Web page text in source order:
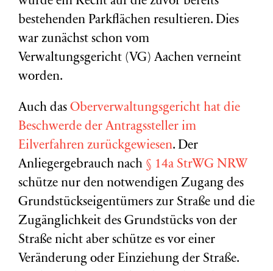
bestehenden Parkflächen resultieren. Dies
war zunächst schon vom
Verwaltungsgericht (VG) Aachen verneint
worden.
Auch das Oberverwaltungsgericht hat die
Beschwerde der Antragssteller im
Eilverfahren zurückgewiesen. Der
Anliegergebrauch nach § 14a StrWG NRW
schütze nur den notwendigen Zugang des
Grundstückseigentümers zur Straße und die
Zugänglichkeit des Grundstücks von der
Straße nicht aber schütze es vor einer
Veränderung oder Einziehung der Straße.